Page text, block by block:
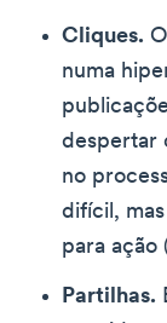
Cliques.
numa
despertar
no
difícil,
para ação
Partilhas.